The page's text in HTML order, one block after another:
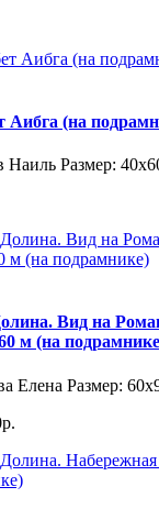
Аибга (на
Наиль Размер:
Вид на
м (на
Елена Размер: